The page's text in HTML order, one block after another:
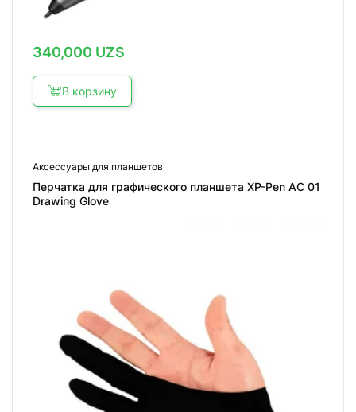
340,000 UZS
В корзину
Аксессуары для планшетов
Перчатка для графического планшета XP-Pen AC 01
Drawing Glove